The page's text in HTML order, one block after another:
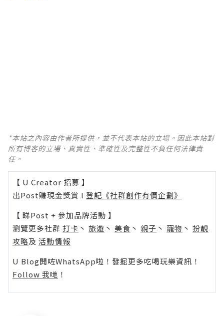
*本站之內容由作者所提供，並不代表本站的立場。因此本站對
所有博客的立場、真實性、準確性及完整性不負任何法律責
任。
【 U Creator 招募 】
出Post賺現金獎賞 l 登記《社群創作有價企劃》
【 睇Post + 參加品牌活動 】
瀏覽更多社群 打卡 丶 旅遊 丶 美食 丶 親子 丶 寵物 丶 扮靚
攻略及 活動情報
U Blog開咗WhatsApp啦！發掘更多吃喝玩樂資訊！
Follow 我哋 ！